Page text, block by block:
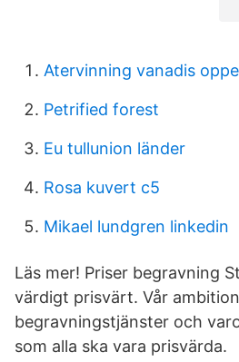
Atervinning vanadis
Petrified forest
Eu tullunion länder
Rosa kuvert c5
Mikael lundgren linkedin
Läs mer! Priser begravning
värdigt prisvärt. Vår
begravningstjänster och
som alla ska vara prisvärda.